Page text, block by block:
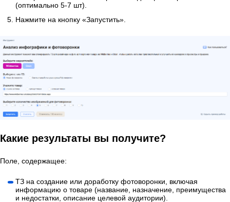
(оптимально 5-7 шт).
Нажмите на кнопку «Запустить».
Какие результаты вы получите?
Поле, содержащее:
ТЗ на создание или доработку фотоворонки, включая
информацию о товаре (название, назначение, преимущества
и недостатки, описание целевой аудитории).